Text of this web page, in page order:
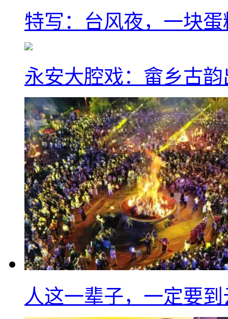
特写：台风夜，一块
永安大腔戏：畲乡古
人这一辈子，一定要